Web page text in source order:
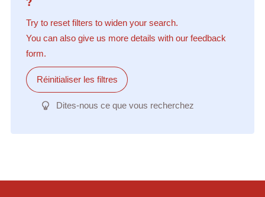
Try to reset filters to widen your search.
You can also give us more details with our feedback
form.
Réinitialiser les filtres
Dites-nous ce que vous recherchez